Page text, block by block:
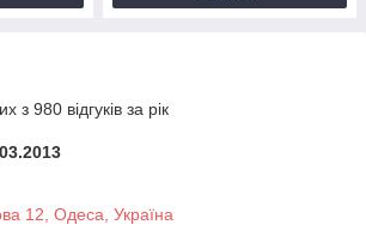
з 980 відгуків за рік
12, Одеса, Україна